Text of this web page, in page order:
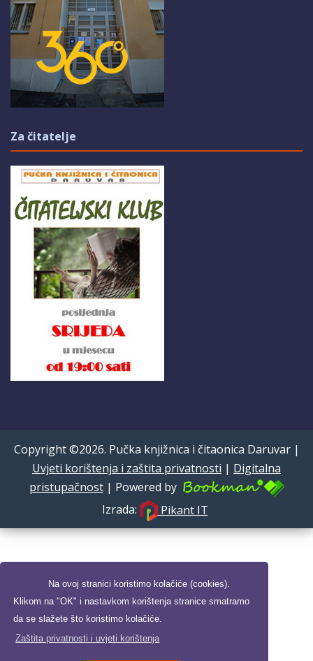
Na ovoj stranici koristimo kolačiće (cookies).
Klikom na "OK" i nastavkom korištenja stranice smatramo
da se slažete što koristimo kolačiće.
Zaštita privatnosti i uvjeti korištenja
Za čitatelje
Copyright ©2026. Pučka knjižnica i čitaonica Daruvar |
Uvjeti korištenja i zaštita privatnosti | Digitalna
pristupačnost| Powered by
Izrada:
Pikant IT